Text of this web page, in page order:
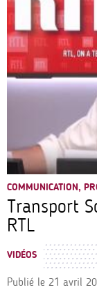
COMMUNICATION,
Transport
RTL
VIDÉOS
Publié le 21 avril